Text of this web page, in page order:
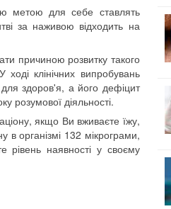
метою для себе ставлять
за наживою відходить на
причиною розвитку такого
клінічних випробувань
здоров'я, а його дефіцит
розумової діяльності.
якщо Ви вживаєте їжу,
організмі 132 мікрограми,
наявності у своєму